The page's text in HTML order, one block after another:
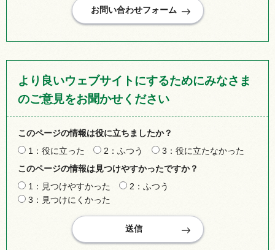
より良いウェブサイトにするためにみなさま
のご意見をお聞かせください
このページの情報は役に立ちましたか？
1：役に立った
2：ふつう
3：役に立たなかった
このページの情報は見つけやすかったですか？
1：見つけやすかった
2：ふつう
3：見つけにくかった